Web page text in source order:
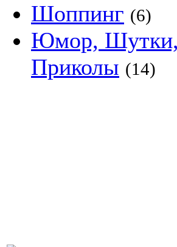
Шоппинг (6)
Юмор, Шутки,
Приколы (14)